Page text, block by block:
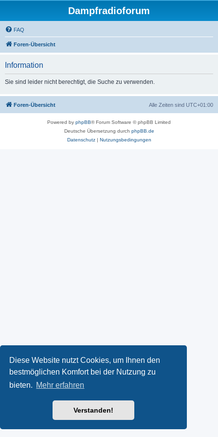
Diese Website nutzt Cookies, um Ihnen den
bestmöglichen Komfort bei der Nutzung zu
bieten. Mehr erfahren
Verstanden!
Dampfradioforum
FAQ
Foren-Übersicht
Information
Sie sind leider nicht berechtigt, die Suche zu verwenden.
Foren-Übersicht Alle Zeiten sind UTC+01:00
Powered by phpBB® Forum Software © phpBB Limited
Deutsche Übersetzung durch phpBB.de
Datenschutz| Nutzungsbedingungen